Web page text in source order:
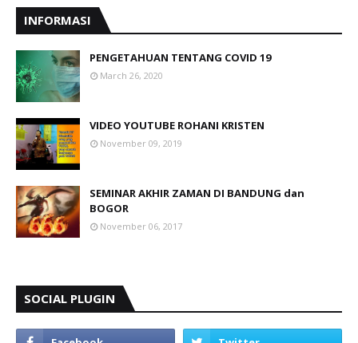
INFORMASI
PENGETAHUAN TENTANG COVID 19
March 26, 2020
VIDEO YOUTUBE ROHANI KRISTEN
November 09, 2019
SEMINAR AKHIR ZAMAN DI BANDUNG dan
BOGOR
November 06, 2017
SOCIAL PLUGIN